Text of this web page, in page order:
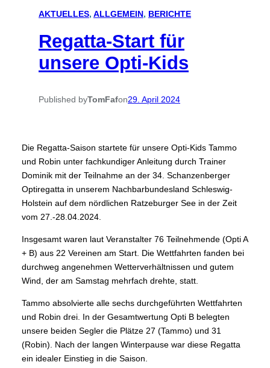
AKTUELLES, ALLGEMEIN, BERICHTE
Regatta-Start für
unsere Opti-Kids
Published byTomFafon29. April 2024
Die Regatta-Saison startete für unsere Opti-Kids Tammo
und Robin unter fachkundiger Anleitung durch Trainer
Dominik mit der Teilnahme an der 34. Schanzenberger
Optiregatta in unserem Nachbarbundesland Schleswig-
Holstein auf dem nördlichen Ratzeburger See in der Zeit
vom 27.-28.04.2024.
Insgesamt waren laut Veranstalter 76 Teilnehmende (Opti A
+ B) aus 22 Vereinen am Start. Die Wettfahrten fanden bei
durchweg angenehmen Wetterverhältnissen und gutem
Wind, der am Samstag mehrfach drehte, statt.
Tammo absolvierte alle sechs durchgeführten Wettfahrten
und Robin drei. In der Gesamtwertung Opti B belegten
unsere beiden Segler die Plätze 27 (Tammo) und 31
(Robin). Nach der langen Winterpause war diese Regatta
ein idealer Einstieg in die Saison.